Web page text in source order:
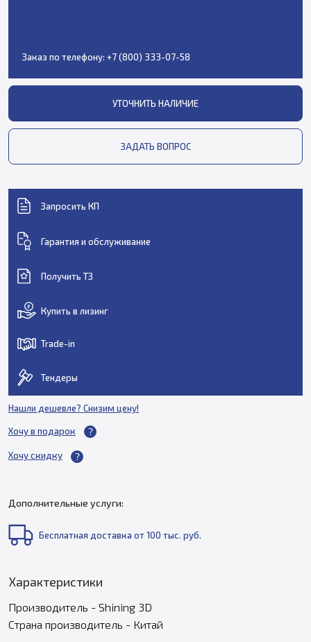
Заказ по телефону: +7 (800) 333-07-58
УТОЧНИТЬ НАЛИЧИЕ
ЗАДАТЬ ВОПРОС
Запросить КП
Гарантия и обслуживание
Получить ТЗ
Купить в лизинг
Trade-in
Тендеры
Нашли дешевле? Снизим цену!
Хочу в подарок
Хочу скидку
Дополнительные услуги:
Бесплатная доставка от 100 тыс. руб.
Характеристики
Производитель - Shining 3D
Страна производитель - Китай